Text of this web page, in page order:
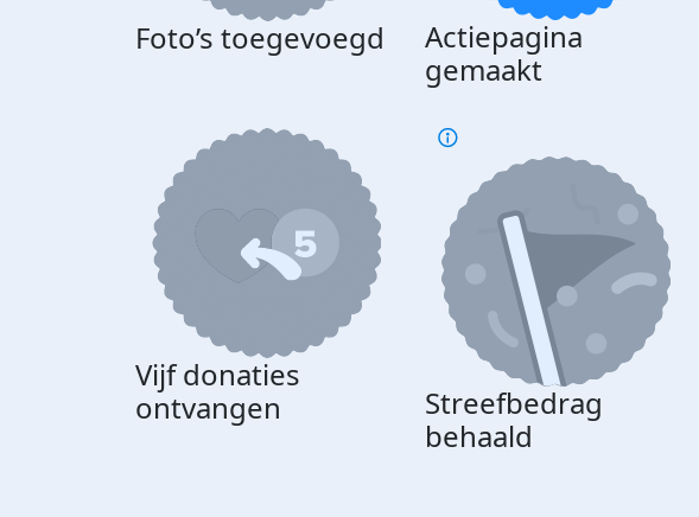
Foto’s toegevoegd
Actiepagina
gemaakt
Vijf donaties
ontvangen
Streefbedrag
behaald